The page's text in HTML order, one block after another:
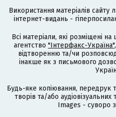
Використання матеріалів
інтернет-видань -
Всі матеріали, які розміщені
агентство "Інтерфакс-Україна"
відтворенню та/чи
інакше як з письмового
Будь-яке копіювання, передрук
творів та/або
Images - суворо